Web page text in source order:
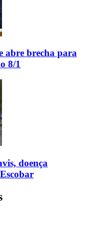
abre brecha para
8/1
doença